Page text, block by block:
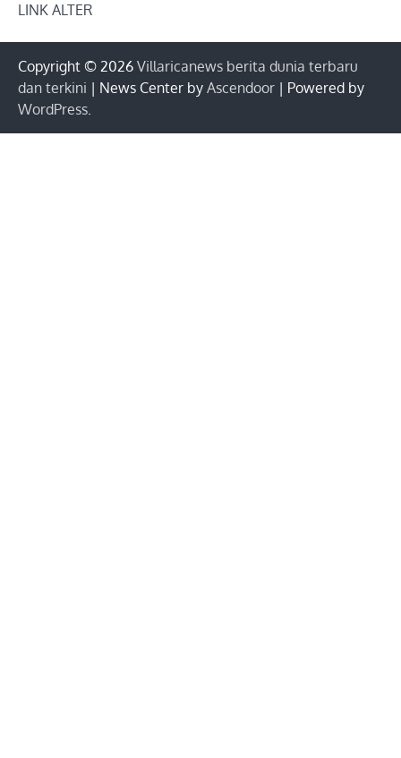
LINK ALTER
Copyright © 2026 Villaricanews berita dunia terbaru
dan terkini | News Center by Ascendoor | Powered by
WordPress.